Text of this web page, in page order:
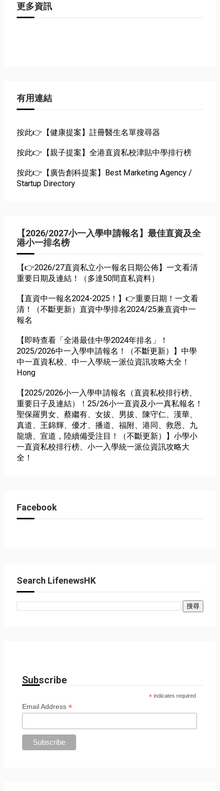
更多資訊
有用連結
按此👉【健康提案】註冊醫生名單搜尋器
按此👉【親子提案】全港直資私校津貼中學排行榜
按此👉【廣告創科提案】Best Marketing Agency /
Startup Directory
【2026/2027小一入學申請報名】最佳直資及全
港小一排名榜
【👉2026/27直資私立小一報名日期公佈】一文看清
重要日期及連結！（多達50間直私資料）
【直資中一報名2024-2025！】👉重要日期！一文看
清！（不斷更新）直資中學排名2024/25兼直資中一
報名
【即時查看「全港最佳中學2024年排名」！
2025/2026中一入學申請報名！（不斷更新）】中學
中一直資私校、中一入學統一派位資訊攻略大全！
Hong
【2025/2026小一入學申請報名（直資私校排行榜、
重要日子及連結）！25/26小一直資及小一真私報名！
聖保羅男女、蔡繼有、女拔、男拔、陳守仁、漢華、
真道、王錦輝、優才、播道、福附、港同、救恩、九
龍塘、宣道，陸續備受注目！（不斷更新）】小學小
一直資私校排行榜、小一入學統一派位資訊攻略大
全！
Facebook
Search LifenewsHK
Subscribe
* indicates required
Email Address*